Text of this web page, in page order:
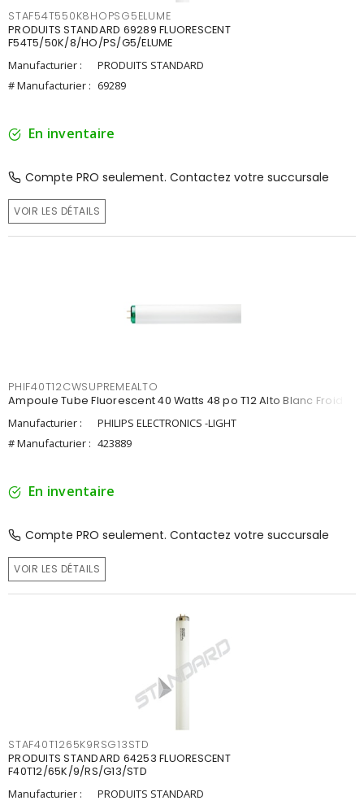
STAF54T550K8HOPSG5ELUME
PRODUITS STANDARD 69289 FLUORESCENT
F54T5/50K/8/HO/PS/G5/ELUME
Manufacturier :
PRODUITS STANDARD
# Manufacturier : 69289
En inventaire
Compte PRO seulement. Contactez votre succursale
VOIR LES DÉTAILS
PHIF40T12CWSUPREMEALTO
Ampoule Tube Fluorescent 40 Watts 48 po T12 Alto Blanc Froid
Manufacturier :
PHILIPS ELECTRONICS -LIGHT
# Manufacturier : 423889
En inventaire
Compte PRO seulement. Contactez votre succursale
VOIR LES DÉTAILS
STAF40T1265K9RSG13STD
PRODUITS STANDARD 64253 FLUORESCENT
F40T12/65K/9/RS/G13/STD
Manufacturier :
PRODUITS STANDARD